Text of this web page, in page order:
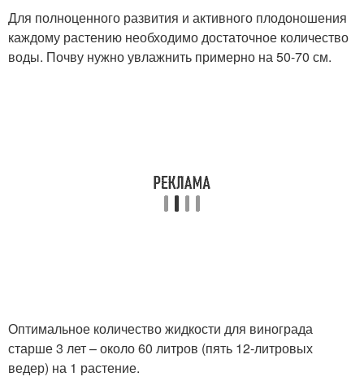
Для полноценного развития и активного плодоношения
каждому растению необходимо достаточное количество
воды. Почву нужно увлажнить примерно на 50-70 см.
Оптимальное количество жидкости для винограда
старше 3 лет – около 60 литров (пять 12-литровых
ведер) на 1 растение.